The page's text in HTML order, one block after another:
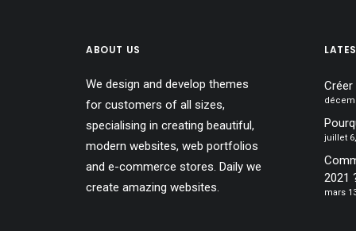
ABOUT US
We design and develop themes
for customers of all sizes,
specialising in creating beautiful,
modern websites, web portfolios
and e-commerce stores. Daily we
create amazing websites.
juillet
2021
mars